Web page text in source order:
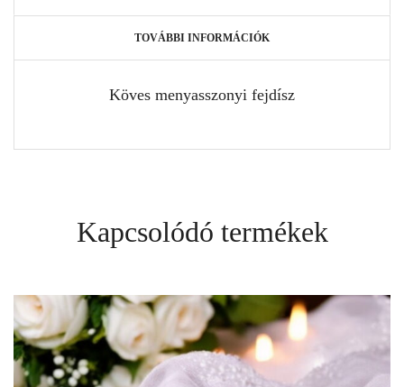
TOVÁBBI INFORMÁCIÓK
Köves menyasszonyi fejdísz
Kapcsolódó termékek